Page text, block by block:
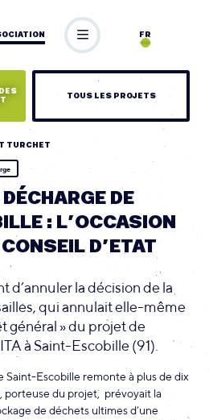
FR
TOUS LES PROJETS
TURCHET
DE
: L’OCCASION
D’ETAT
d’annuler la décision de la
qui annulait elle-même
général » du projet de
à Saint-Escobille (91).
Saint-Escobille remonte à plus de dix
porteuse du projet, prévoyait la
de déchets ultimes d’une